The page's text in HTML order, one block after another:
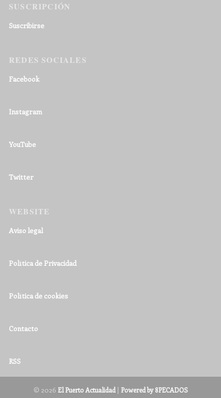
SUSCRIPCIÓN
Suscribirse
REDES SOCIALES
Facebook
Instagram
YouTube
Twitter
WEBSITE
Aviso legal
Política de Privacidad
Política de cookies
Contacto
RSS
© 2026 El Puerto Actualidad| Powered by 8PECADOS